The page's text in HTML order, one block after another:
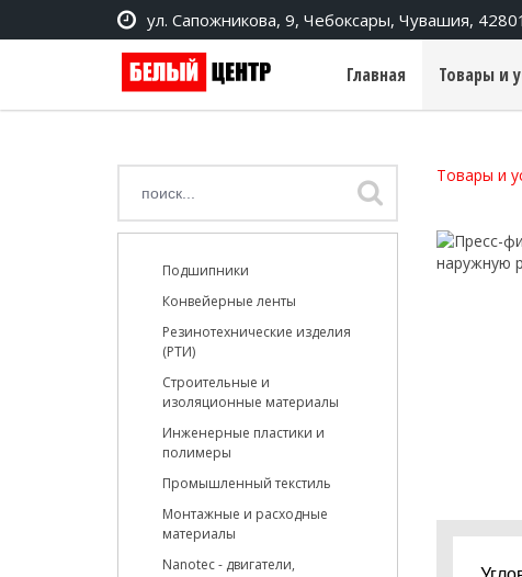
ул. Сапожникова, 9, Чебоксары, Чувашия,
Главная Товары и
Подшипники
Конвейерные ленты
Резинотехнические изделия
(РТИ)
Строительные и
изоляционные материалы
Инженерные пластики и
полимеры
Промышленный текстиль
Монтажные и расходные
материалы
Nanotec - двигатели,
Товары и